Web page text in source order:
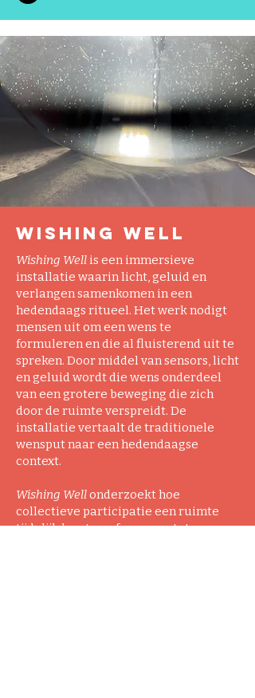
Wishing Well
Wishing Well is een immersieve
installatie waarin licht, geluid en
verlangen samenkomen in een
hedendaags ritueel. Het werk nodigt
mensen uit om een wens te
formuleren en die al fluisterend uit te
spreken. Door middel van sensors, licht
en geluid wordt die wens onderdeel
van een grotere beweging die zich
door de ruimte verspreidt. De
installatie vertaalt de traditionele
wensput naar een hedendaagse
context.
Wishing Wellonderzoekt hoe
collectieve participatie een ruimte
tijdelijk kan transformeren tot een